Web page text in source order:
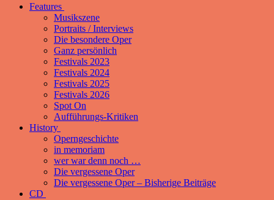
Features
Musikszene
Portraits / Interviews
Die besondere Oper
Ganz persönlich
Festivals 2023
Festivals 2024
Festivals 2025
Festivals 2026
Spot On
Aufführungs-Kritiken
History
Operngeschichte
in memoriam
wer war denn noch …
Die vergessene Oper
Die vergessene Oper – Bisherige Beiträge
CD